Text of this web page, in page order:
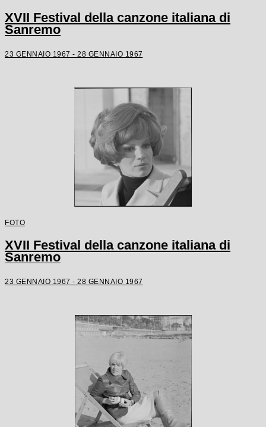
XVII Festival della canzone italiana di
Sanremo
23 GENNAIO 1967 - 28 GENNAIO 1967
FOTO
XVII Festival della canzone italiana di
Sanremo
23 GENNAIO 1967 - 28 GENNAIO 1967